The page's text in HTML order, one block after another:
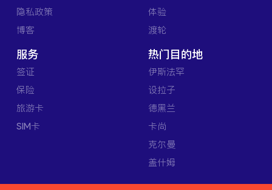
隐私政策
博客
体验
渡轮
服务
签证
保险
旅游卡
SIM卡
热门目的地
伊斯法罕
设拉子
德黑兰
卡尚
克尔曼
盖什姆